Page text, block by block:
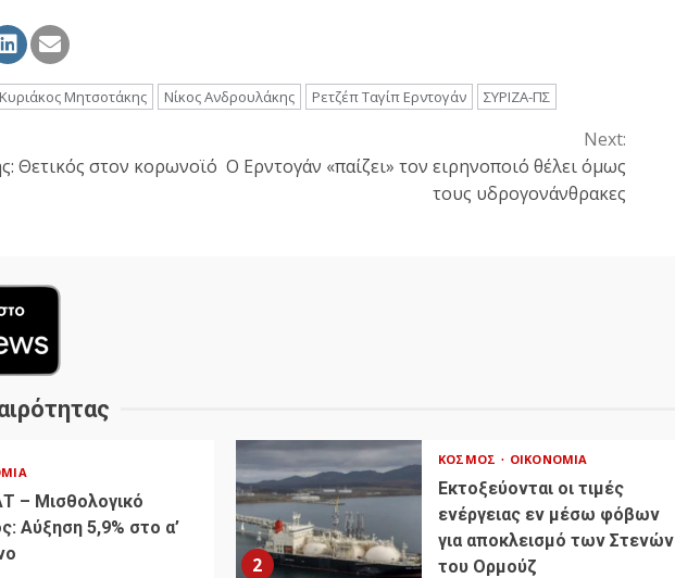
Κυριάκος Μητσοτάκης Νίκος Ανδρουλάκης Ρετζέπ Ταγίπ Ερντογάν ΣΥΡΙΖΑ-ΠΣ
Θετικός στον κορωνοϊό
Next:
Ο Ερντογάν «παίζει» τον ειρηνοποιό θέλει όμως
τους υδρογονάνθρακες
– Μισθολογικό
Αύξηση 5,9% στο α’
2
ΚΌΣΜΟΣ ΟΙΚΟΝΟΜΊΑ
Εκτοξεύονται οι τιμές
ενέργειας εν μέσω φόβων
για αποκλεισμό των Στενών
του Ορμούζ